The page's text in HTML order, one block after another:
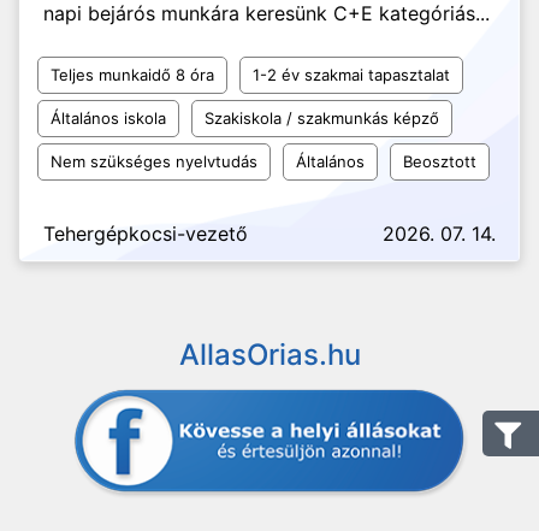
napi bejárós munkára keresünk C+E kategóriás...
Teljes munkaidő 8 óra 1-2 év szakmai tapasztalat
Általános iskola Szakiskola / szakmunkás képző
Nem szükséges nyelvtudás Általános Beosztott
Tehergépkocsi-vezető 2026. 07. 14.
AllasOrias.hu